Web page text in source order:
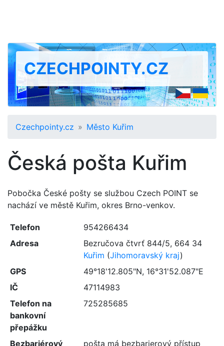
CZECHPOINTY.CZ
Czechpointy.cz Město Kuřim
Česká pošta Kuřim
Pobočka České pošty se službou Czech POINT se
nachází ve městě Kuřim, okres Brno-venkov.
Telefon
954266434
Adresa
Bezručova čtvrť 844/5, 664 34
Kuřim (Jihomoravský kraj)
GPS
49°18'12.805"N, 16°31'52.087"E
IČ
47114983
Telefon na
bankovní
přepážku
725285685
Bezbariérový
pošta má bezbarierový přístup